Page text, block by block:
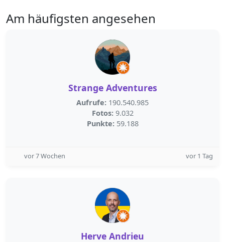
Am häufigsten angesehen
Strange Adventures
Aufrufe: 190.540.985
Fotos: 9.032
Punkte: 59.188
vor 7 Wochen vor 1 Tag
Herve Andrieu